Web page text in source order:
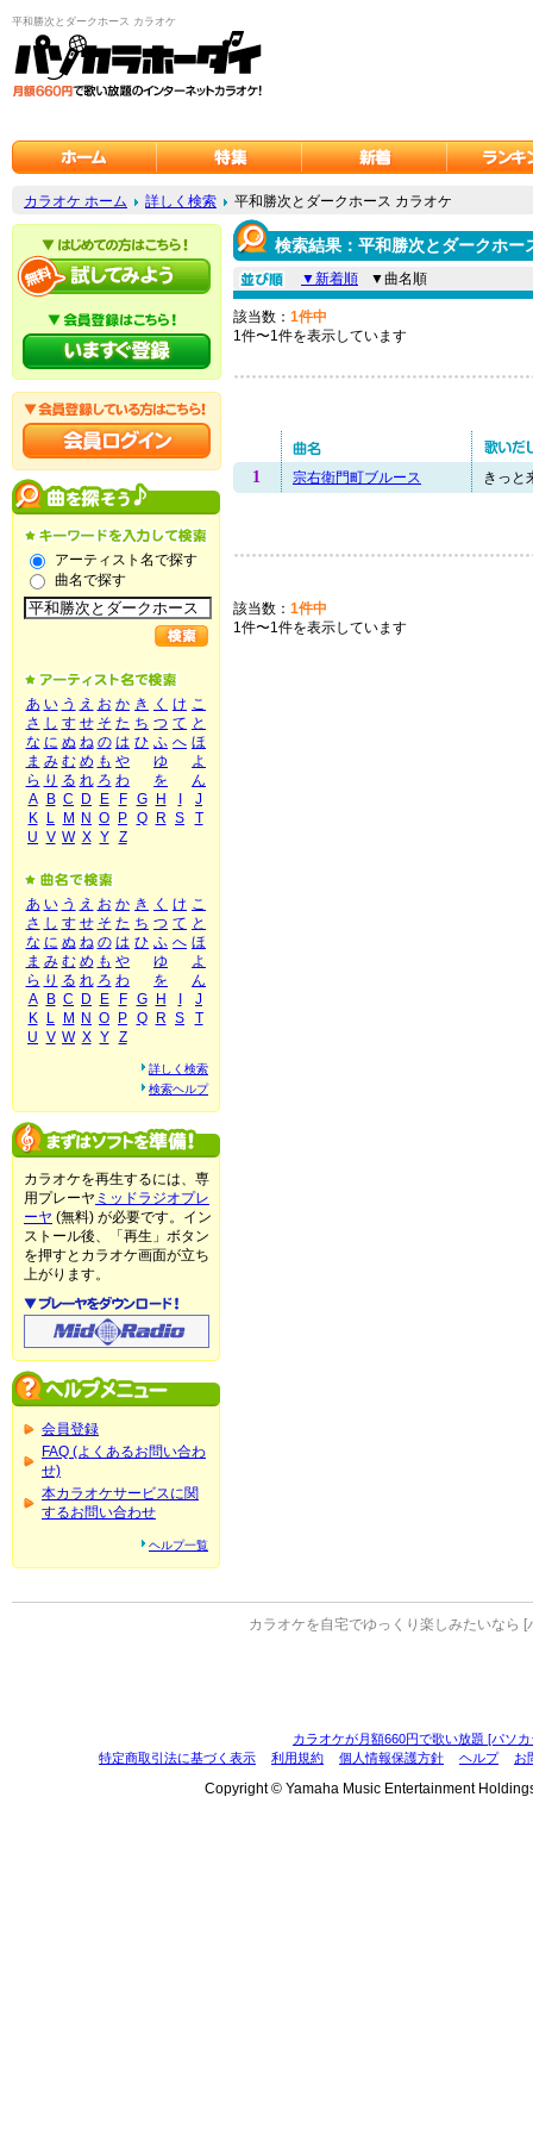
平和勝次とダークホース カラオケ
カラオケ ホーム 詳しく検索 平和勝次とダークホース カラオケ
アーティスト名で探す
曲名で探す
あ い う え お か き く け こ
さ し す せ そ た ち つ て と
な に ぬ ね の は ひ ふ へ ほ
ま み む め も や ゆ
よ
ら り る れ ろ わ を
ん
A
B C D E F G H
J
K
L M N O P Q R S
T
U V W X Y Z
あ い う え お か き く け こ
さ し す せ そ た ち つ て と
な に ぬ ね の は ひ ふ へ ほ
ま み む め も や ゆ
よ
ら り る れ ろ わ を
ん
A
B C D E F G H
J
K
L M N O P Q R S
T
U V W X Y Z
詳しく検索
検索ヘルプ
カラオケを再生するには、専
用プレーヤ ミッドラジオプレ
ーヤ (無料) が必要です。イン
ストール後、「再生」ボタン
を押すとカラオケ画面が立ち
上がります。
会員登録
FAQ (よくあるお問い合わ
せ)
本カラオケサービスに関
するお問い合わせ
ヘルプ一覧
検索結果：平和勝次とダークホー
▼新着順 ▼曲名順
該当数： 1件中
1件〜1件を表示しています
1 宗右衛門町ブルース きっと
該当数： 1件中
1件〜1件を表示しています
カラオケを自宅でゆっくり楽しみたいなら [
カラオケが月額660円で歌い放題 [パソ
特定商取引法に基づく表示
利用規約 個人情報保護方針 ヘルプ お
Copyright © Yamaha Music Entertainment